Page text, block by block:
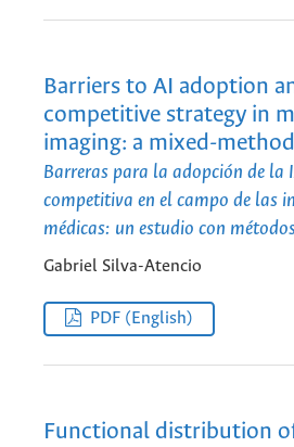
Barriers to AI adoption
competitive strategy in
imaging: a mixed-
Barreras para la adopción de la
competitiva en el campo de las
médicas: un estudio con
Gabriel Silva-Atencio
PDF (English)
Functional distribution